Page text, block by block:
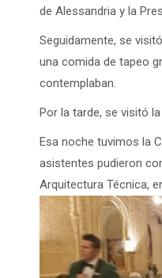
de Alessandria y la
Seguidamente, se
una comida de tapeo
contemplaban.
Por la tarde, se visitó
Esa noche tuvimos la
asistentes pudieron
Arquitectura Técnica,